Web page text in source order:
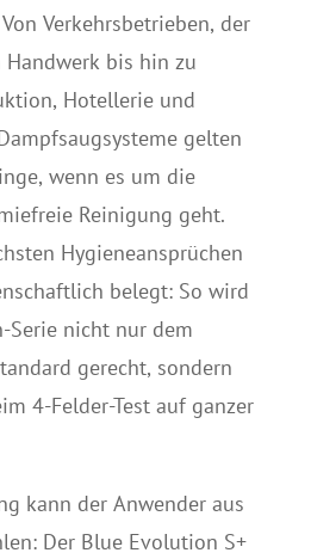
Verkehrsbetrieben, der
bis hin zu
Hotellerie und
gelten
wenn es um die
Reinigung geht.
Hygieneansprüchen
belegt: So wird
Serie nicht nur dem
gerecht, sondern
4-Felder-Test auf ganzer
kann der Anwender aus
Der Blue Evolution S+